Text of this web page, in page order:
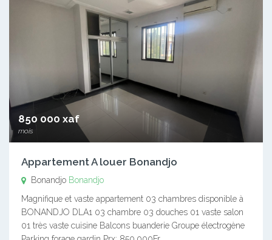
850 000 xaf
mois
Appartement A louer Bonandjo
Bonandjo Bonandjo
Magnifique et vaste appartement 03 chambres disponible à
BONANDJO DLA1 03 chambre 03 douches 01 vaste salon
01 très vaste cuisine Balcons buanderie Groupe électrogène